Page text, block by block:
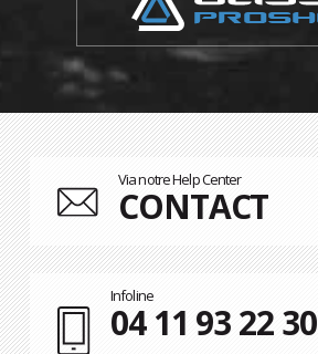
Via notre Help Center
CONTACT
Infoline
04 11 93 22 30